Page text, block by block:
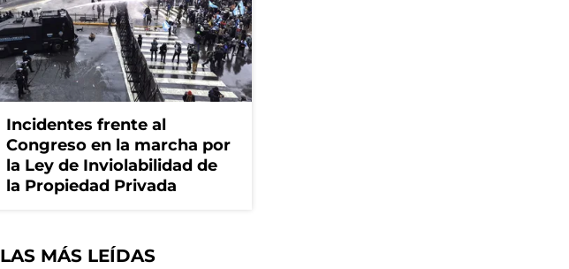
Incidentes frente al
Congreso en la marcha por
la Ley de Inviolabilidad de
la Propiedad Privada
LAS MÁS LEÍDAS